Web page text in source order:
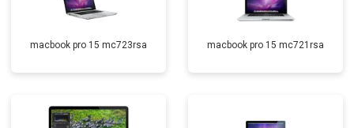
macbook pro 15 mc723rsa macbook pro 15 mc721rsa